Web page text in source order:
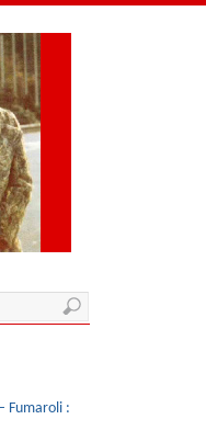
Fumaroli :